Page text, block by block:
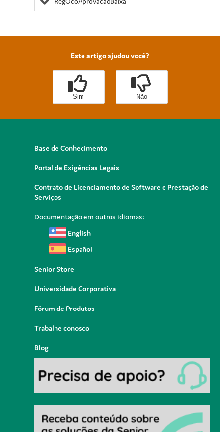
Este artigo ajudou você?
Sim Não
Base de Conhecimento
Portal de Exigências Legais
Contrato de Licenciamento de Software e Prestação de
Serviços
Documentação em outros idiomas:
English
Español
Senior Store
Universidade Corporativa
Fórum de Produtos
Trabalhe conosco
Blog